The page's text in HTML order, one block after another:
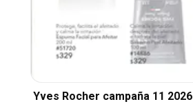
Yves Rocher campaña 11 2026